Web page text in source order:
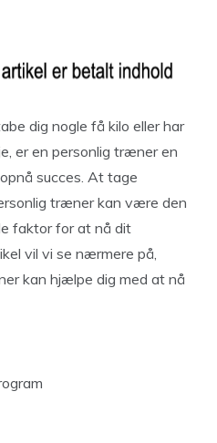
dig nogle få kilo eller har
er en personlig træner en
succes. At tage
træner kan være den
faktor for at nå dit
vil vi se nærmere på,
kan hjælpe dig med at nå